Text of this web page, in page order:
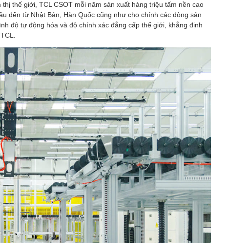
thế giới, TCL CSOT mỗi năm sản xuất hàng triệu tấm nền cao
đến từ Nhật Bản, Hàn Quốc cũng như cho chính các dòng sản
độ tự động hóa và độ chính xác đẳng cấp thế giới, khẳng định